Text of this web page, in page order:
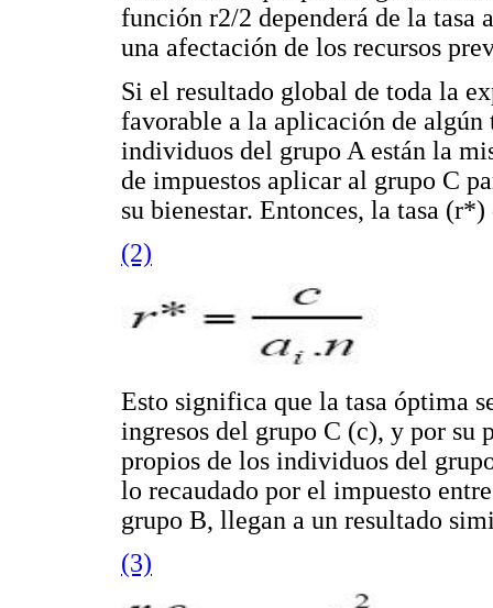
función r2/2 dependerá de la tasa
una afectación de los recursos
Si el resultado global de toda la
favorable a la aplicación de
individuos del grupo A están la
de impuestos aplicar al grupo C
su bienestar. Entonces, la tasa
(2)
Esto significa que la tasa óptima
ingresos del grupo C (c), y por su
propios de los individuos del
lo recaudado por el impuesto
grupo B, llegan a un resultado
(3)